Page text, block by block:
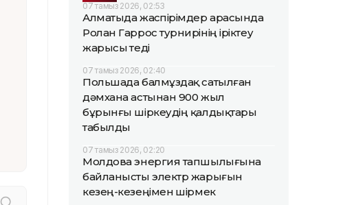
07 тамыз 2026, 02:53
Алматыда жаөспірімдер арасында
Ролан Гаррос турнирінің іріктеу
жарысы өтеді
07 тамыз 2026, 02:40
Польшада балмұздақ сатылған
дәмхана астынан 900 жыл
бұрынғы шіркеудің қалдықтары
табылды
07 тамыз 2026, 02:20
Молдова энергия тапшылығына
байланысты электр жарығын
кезең-кезеңімен өшірмек